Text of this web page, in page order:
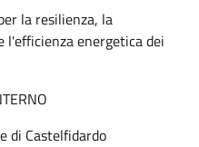
la resilienza, la
energetica dei
di Castelfidardo